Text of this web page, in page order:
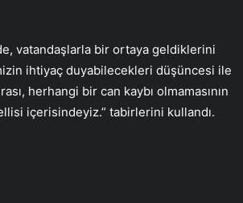
vatandaşlarla bir ortaya geldiklerini
ihtiyaç duyabilecekleri düşüncesi ile
herhangi bir can kaybı olmamasının
içerisindeyiz.” tabirlerini kullandı.